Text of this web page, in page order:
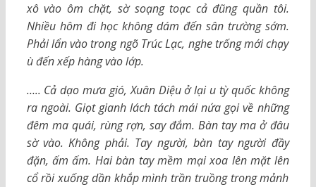
xô vào ôm chặt, sờ soạng toạc cả đũng quần tôi.
Nhiều hôm đi học không dám đến sân trường sớm.
Phải lẩn vào trong ngõ Trúc Lạc, nghe trống mới chạy
ù đến xếp hàng vào lớp.
….. Cả dạo mưa gió, Xuân Diệu ở lại u tỳ quốc không
ra ngoài. Giọt gianh lách tách mái nứa gọi về những
đêm ma quái, rùng rợn, say đắm. Bàn tay ma ở đâu
sờ vào. Không phải. Tay người, bàn tay người đầy
đặn, ấm ấm. Hai bàn tay mềm mại xoa lên mặt lên
cổ rồi xuống dần khắp mình trần truồng trong mảnh